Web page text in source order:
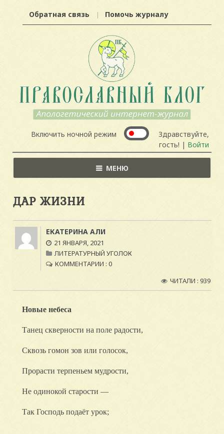
Обратная связь Помочь журналу
Включить ночной режим
Здравствуйте,
гость! | Войти
МЕНЮ
ДАР ЖИЗНИ
ЕКАТЕРИНА АЛИ
21 ЯНВАРЯ, 2021
ЛИТЕРАТУРНЫЙ УГОЛОК
КОММЕНТАРИИ : 0
ЧИТАЛИ : 939
Новые небеса
Танец скверности на поле радости,
Сквозь гомон зов или голосок,
Прорасти терпеньем мудрости,
Не одинокой старости —
Так Господь подаёт урок;